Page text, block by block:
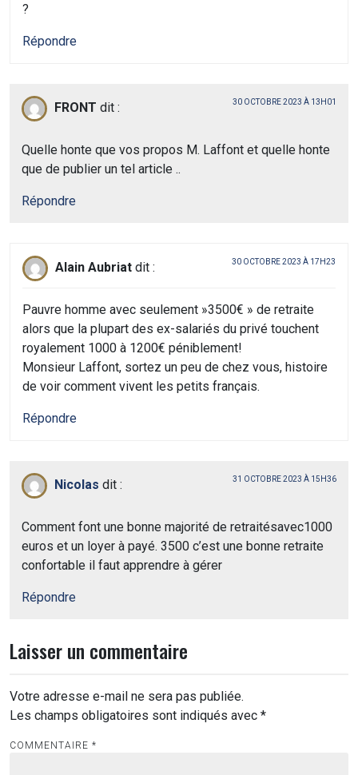
?
Répondre
FRONT dit : 30 OCTOBRE 2023 À 13H01
Quelle honte que vos propos M. Laffont et quelle honte
que de publier un tel article ..
Répondre
Alain Aubriat dit : 30 OCTOBRE 2023 À 17H23
Pauvre homme avec seulement »3500€ » de retraite
alors que la plupart des ex-salariés du privé touchent
royalement 1000 à 1200€ péniblement!
Monsieur Laffont, sortez un peu de chez vous, histoire
de voir comment vivent les petits français.
Répondre
Nicolas dit : 31 OCTOBRE 2023 À 15H36
Comment font une bonne majorité de retraitésavec1000
euros et un loyer à payé. 3500 c’est une bonne retraite
confortable il faut apprendre à gérer
Répondre
Laisser un commentaire
Votre adresse e-mail ne sera pas publiée.
Les champs obligatoires sont indiqués avec *
COMMENTAIRE *